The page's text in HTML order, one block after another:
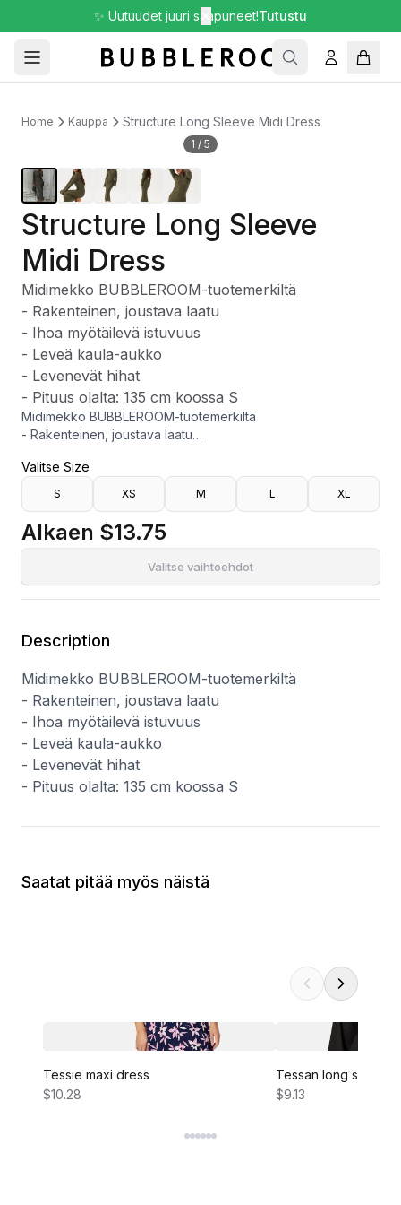
✨ Uutuudet juuri saapuneet!Tutustu
Home Kauppa Structure Long Sleeve Midi Dress
1 / 5
Structure Long Sleeve
Midi Dress
Midimekko BUBBLEROOM-tuotemerkiltä
- Rakenteinen, joustava laatu
- Ihoa myötäilevä istuvuus
- Leveä kaula-aukko
- Levenevät hihat
- Pituus olalta: 135 cm koossa S
Midimekko BUBBLEROOM-tuotemerkiltä
- Rakenteinen, joustava laatu
- Leveä kaula-aukko
- Levenevät hihat
- Pituus olalta: 135 cm koossa S
Valitse Size
S XS M L XL
Alkaen $13.75
Valitse vaihtoehdot
Description
Midimekko BUBBLEROOM-tuotemerkiltä
- Rakenteinen, joustava laatu
- Ihoa myötäilevä istuvuus
- Leveä kaula-aukko
- Levenevät hihat
- Pituus olalta: 135 cm koossa S
Saatat pitää myös näistä
Tessie maxi dress
$10.28
Tessan long sleeve
$9.13